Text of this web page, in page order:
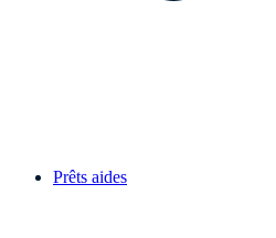
Prêts aides